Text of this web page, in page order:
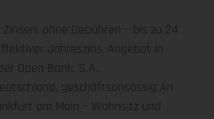
Zinsen, ohne Gebühren – bis zu 24
Jahreszins. Angebot in
Open Bank, S.A.,
geschäftsansässig An
am Main – Wohnsitz und